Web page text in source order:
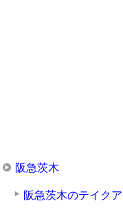
阪急茨木
阪急茨木のテイクア